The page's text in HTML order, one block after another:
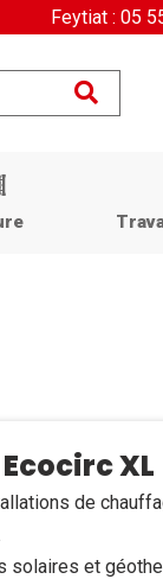
Feytiat : 05
XL
de
solaires et